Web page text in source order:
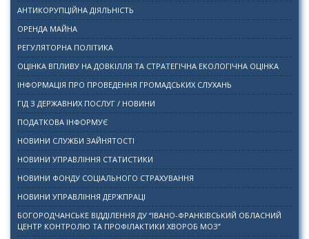
АНТИКОРУПЦІЙНА ДІЯЛЬНІСТЬ
ОРЕНДА МАЙНА
РЕГУЛЯТОРНА ПОЛІТИКА
ОЦІНКА ВПЛИВУ НА ДОВКІЛЛЯ ТА СТРАТЕГІЧНА ЕКОЛОГІЧНА ОЦІНКА
ІНФОРМАЦІЯ ПРО ПРОВЕДЕННЯ ГРОМАДСЬКИХ СЛУХАНЬ
ГІД З ДЕРЖАВНИХ ПОСЛУГ / НОВИНИ
ПОДАТКОВА ІНФОРМУЄ
НОВИНИ СЛУЖБИ ЗАЙНЯТОСТІ
НОВИНИ УПРАВЛІННЯ СТАТИСТИКИ
НОВИНИ ФОНДУ СОЦІАЛЬНОГО СТРАХУВАННЯ
НОВИНИ УПРАВЛІННЯ ДЕРЖПРАЦІ
БОГОРОДЧАНСЬКЕ ВІДДІЛЕННЯ ДУ “ІВАНО-ФРАНКІВСЬКИЙ ОБЛАСНИЙ
ЦЕНТР КОНТРОЛЮ ТА ПРОФІЛАКТИКИ ХВОРОБ МОЗ”